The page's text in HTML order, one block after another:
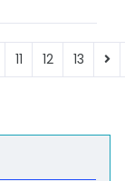
11 12 13